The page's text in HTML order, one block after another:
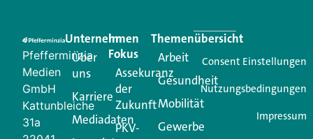
Creator für Ihre Kundenkommunikation. Alles, was
Ihren Vertriebsalltag leichter macht. Mit nur einem
Login.
Jetzt anmelden
Pfefferminzia
Medien
GmbH
Kattunbleiche
31a
Unternehmen
Über
uns
Karriere
Mediadaten
Im
Fokus
Assekuranz
der
Zukunft
PKV-
Themenübersicht
Arbeit
Gesundheit
Mobilität
Gewerbe
Consent Einstellungen
Nutzungsbedingungen
Impressum